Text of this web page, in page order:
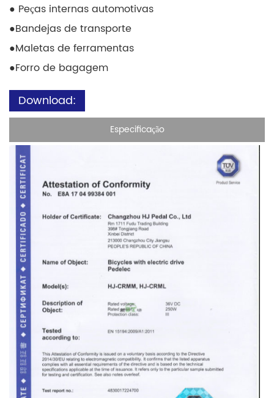
● Peças internas automotivas
●Bandejas de transporte
●Maletas de ferramentas
●Forro de bagagem
Download:
Especificação